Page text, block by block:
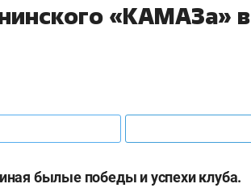
«КАМАЗа» в
былые победы и успехи клуба.